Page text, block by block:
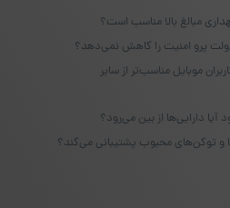
مبالغ بالا مناسب است؟
پرو امنیت را کاهش نمی‌دهد؟
موبایل مناسب‌تر از سایر
آیا دارایی‌ها از بین می‌رود؟
و توکن‌های محبوب پشتیبانی می‌کند؟